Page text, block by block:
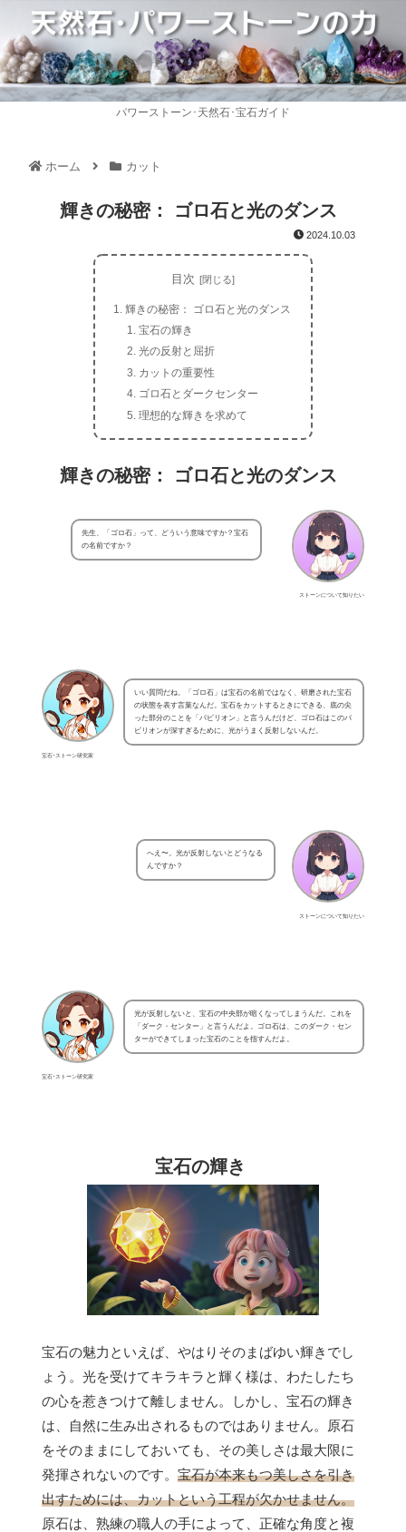
パワーストーン･天然石･宝石ガイド
ホーム カット
輝きの秘密： ゴロ石と光のダンス
2024.10.03
目次
輝きの秘密： ゴロ石と光のダンス
宝石の輝き
光の反射と屈折
カットの重要性
ゴロ石とダークセンター
理想的な輝きを求めて
輝きの秘密： ゴロ石と光のダンス
ストーンについて知りたい
先生、「ゴロ石」って、どういう意味ですか？宝石
の名前ですか？
宝石･ストーン研究家
いい質問だね。「ゴロ石」は宝石の名前ではなく、研磨された宝石
の状態を表す言葉なんだ。宝石をカットするときにできる、底の尖
った部分のことを「パビリオン」と言うんだけど、ゴロ石はこのパ
ビリオンが深すぎるために、光がうまく反射しないんだ。
ストーンについて知りたい
へえ〜。光が反射しないとどうなる
んですか？
宝石･ストーン研究家
光が反射しないと、宝石の中央部が暗くなってしまうんだ。これを
「ダーク・センター」と言うんだよ。ゴロ石は、このダーク・セン
ターができてしまった宝石のことを指すんだよ。
宝石の輝き
宝石の魅力といえば、やはりそのまばゆい輝きでし
ょう。光を受けてキラキラと輝く様は、わたしたち
の心を惹きつけて離しません。しかし、宝石の輝き
は、自然に生み出されるものではありません。原石
をそのままにしておいても、その美しさは最大限に
発揮されないのです。 宝石が本来もつ美しさを引き
出すためには、カットという工程が欠かせません。
原石は、熟練の職人の手によって、正確な角度と複